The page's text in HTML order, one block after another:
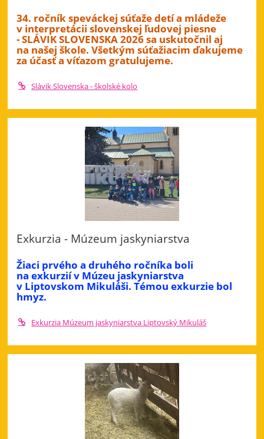
34. ročník speváckej súťaže detí a mládeže
v interpretácii slovenskej ľudovej piesne
- SLÁVIK SLOVENSKA 2026 sa uskutočnil aj
na našej škole. Všetkým súťažiacim ďakujeme
za účasť a víťazom gratulujeme.
Slávik Slovenska - školské kolo
Exkurzia - Múzeum jaskyniarstva
Žiaci prvého a druhého ročníka boli
na exkurzií v Múzeu jaskyniarstva
v Liptovskom Mikuláši. Témou exkurzie bol
hmyz.
Exkurzia Múzeum jaskyniarstva Liptovský Mikuláš